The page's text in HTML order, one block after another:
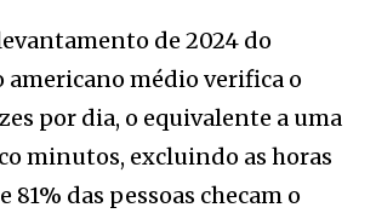
de 2024 do
americano médio verifica o
por dia, o equivalente a uma
minutos, excluindo as horas
81% das pessoas checam o